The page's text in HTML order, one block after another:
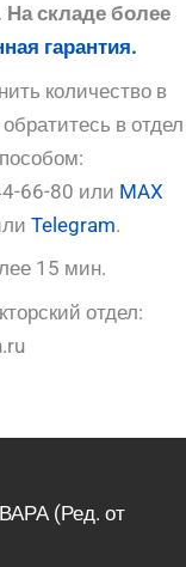
складе более
гарантия.
количество в
в отдел
66-80 или MAX
Telegram.
15 мин.
отдел:
(Ред. от